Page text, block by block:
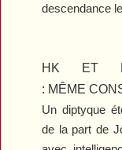
descendance
HK ET
: MÊME
Un diptyque
de la part de